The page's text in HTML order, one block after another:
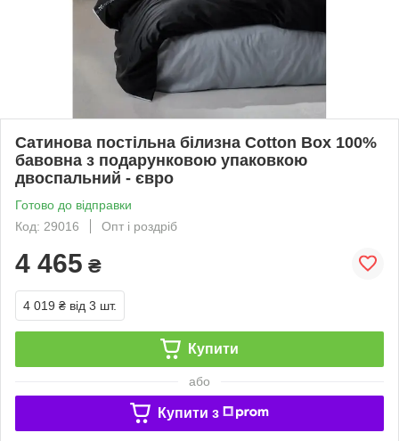
Сатинова постільна білизна Cotton Box 100%
бавовна з подарунковою упаковкою
двоспальний - євро
Готово до відправки
Код: 29016
Опт і роздріб
4 465 ₴
4 019 ₴ від 3 шт.
Купити
або
Купити з